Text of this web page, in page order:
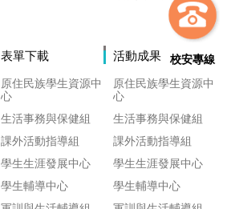
校安專線
表單下載
原住民族學生資源中
心
生活事務與保健組
課外活動指導組
學生生涯發展中心
學生輔導中心
活動成果
原住民族學生資源中
心
生活事務與保健組
課外活動指導組
學生生涯發展中心
學生輔導中心